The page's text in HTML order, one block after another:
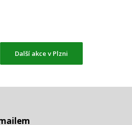
Další akce v Plzni